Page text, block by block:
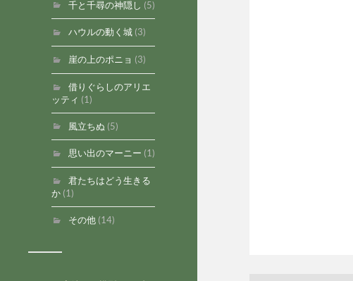
千と千尋の神隠し (5)
ハウルの動く城(3)
崖の上のポニョ (3)
借りぐらしのアリエ
ッティ (1)
風立ちぬ (5)
思い出のマーニー (1)
君たちはどう生きる
か(1)
その他(14)